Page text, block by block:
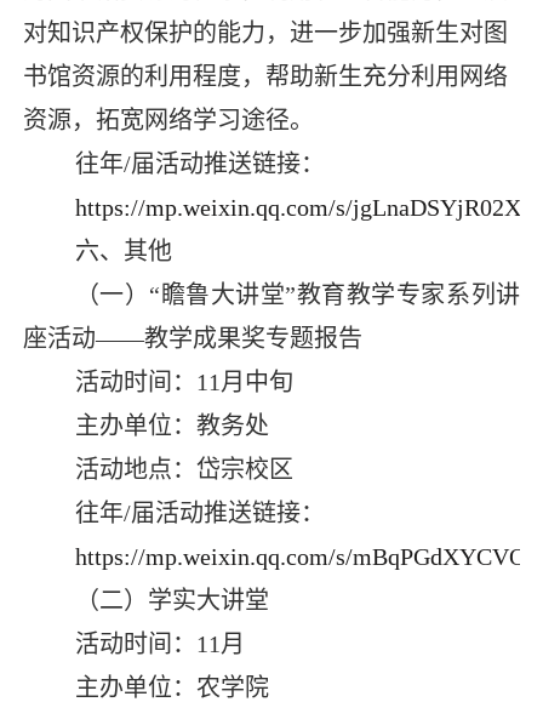
对知识产权保护的能力，进一步加强新生对图
书馆资源的利用程度，帮助新生充分利用网络
资源，拓宽网络学习途径。
往年/届活动推送链接：
https://mp.weixin.qq.com/s/
六、其他
（一）“瞻鲁大讲堂”教育教学专家系列讲
座活动——教学成果奖专题报告
活动时间： 11 月中旬
主办单位：教务处
活动地点：岱宗校区
往年/届活动推送链接：
https://mp.weixin.qq.com/s/
（二）学实大讲堂
活动时间： 11 月
主办单位：农学院